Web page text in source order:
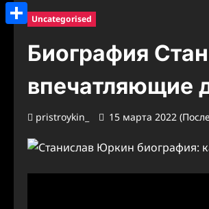
Uncategorised
Биография
впечатляющие
pristroykin_ 15 марта 2022
Viber